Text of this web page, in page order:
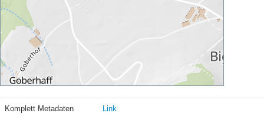
Komplett Metadaten Link